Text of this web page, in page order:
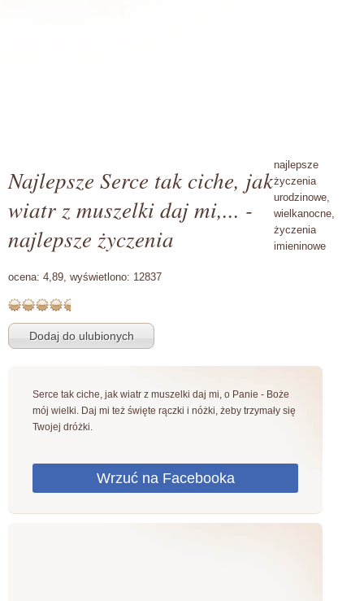
Najlepsze Serce tak ciche, jak
wiatr z muszelki daj mi,... -
najlepsze życzenia
ocena: 4,89, wyświetlono: 12837
Serce tak ciche, jak wiatr z muszelki daj mi, o Panie - Boże
mój wielki. Daj mi też święte rączki i nóżki, żeby trzymały się
Twojej dróżki.
najlepsze
życzenia
urodzinowe,
wielkanocne,
życzenia
imieninowe